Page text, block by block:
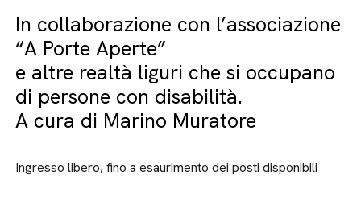
In collaborazione con l’associazione
“A Porte Aperte”
e altre realtà liguri che si occupano
di persone con disabilità.
A cura di Marino Muratore
Ingresso libero, fino a esaurimento dei posti disponibili